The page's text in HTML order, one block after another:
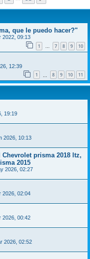
que le puedo hacer?"
2022, 09:13
1 … 7 8 9 10
12:39
1 8 9 10 11
19:19
2026, 10:13
prisma 2018 ltz,
2015
2026, 02:27
2026, 02:04
2026, 00:42
2026, 02:52